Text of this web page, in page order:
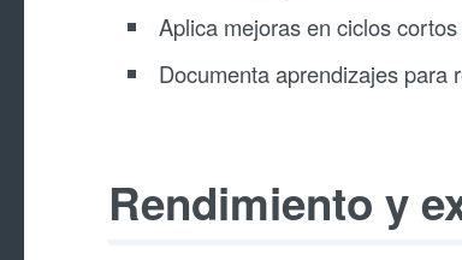
Aplica mejoras en ciclos
Documenta aprendizajes para
Rendimiento y